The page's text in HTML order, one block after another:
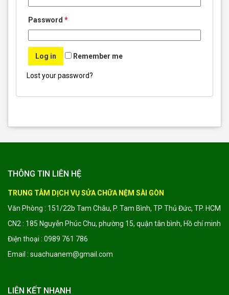
Password *
Log in Remember me
Lost your password?
THÔNG TIN LIÊN HỆ
TRUNG TÂM DỊCH VỤ SỬA CHỮA NỆM SÀI GÒN
Văn Phòng : 151/22b Tam Châu, P. Tam Bình, TP Thủ Đức, TP. HCM
CN2 : 185 Nguyễn Phúc Chu, phường 15, quận tân bình, Hồ chí minh
Điện thoại : 0989 761 786
Email : suachuanem@gmail.com
LIÊN KẾT NHANH